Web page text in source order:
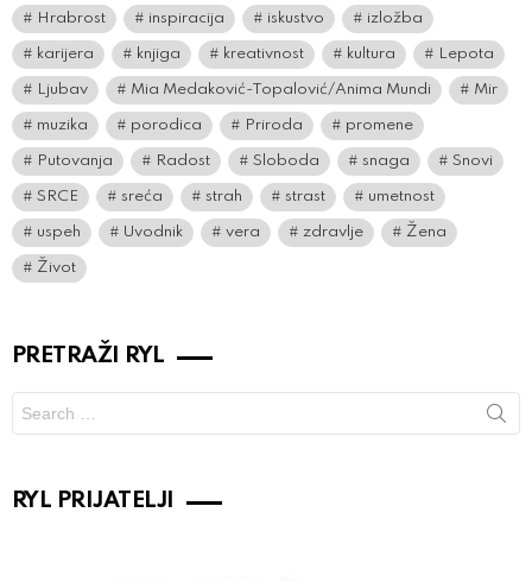
Hrabrost inspiracija iskustvo izložba
karijera knjiga kreativnost kultura Lepota
Ljubav Mia Medaković-Topalović/Anima Mundi Mir
muzika porodica Priroda promene
Putovanja Radost Sloboda snaga Snovi
SRCE sreća strah strast umetnost
uspeh Uvodnik vera zdravlje Žena
Život
PRETRAŽI RYL
for:
RYL PRIJATELJI